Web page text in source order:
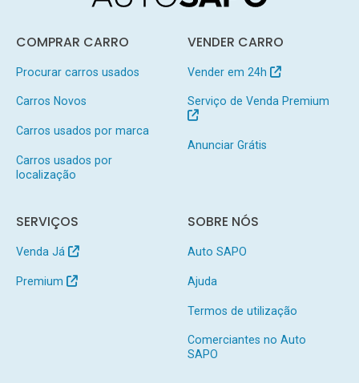
COMPRAR CARRO
Procurar carros usados
Carros Novos
Carros usados por marca
Carros usados por
localização
VENDER CARRO
Vender em 24h
Serviço de Venda Premium
Anunciar Grátis
SERVIÇOS
Venda Já
Premium
SOBRE NÓS
Auto SAPO
Ajuda
Termos de utilização
Comerciantes no Auto
SAPO